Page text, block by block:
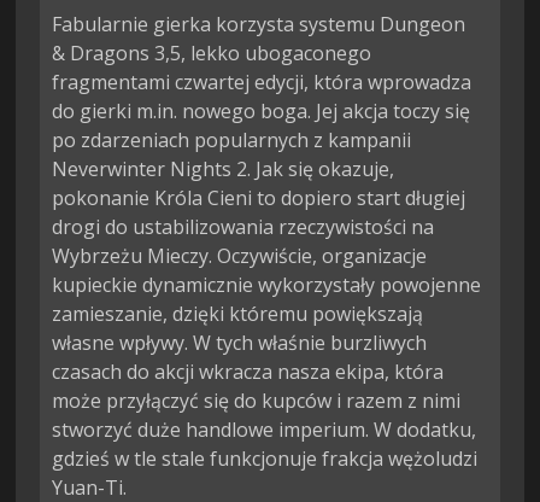
Fabularnie gierka korzysta systemu Dungeon
& Dragons 3,5, lekko ubogaconego
fragmentami czwartej edycji, która wprowadza
do gierki m.in. nowego boga. Jej akcja toczy się
po zdarzeniach popularnych z kampanii
Neverwinter Nights 2. Jak się okazuje,
pokonanie Króla Cieni to dopiero start długiej
drogi do ustabilizowania rzeczywistości na
Wybrzeżu Mieczy. Oczywiście, organizacje
kupieckie dynamicznie wykorzystały powojenne
zamieszanie, dzięki któremu powiększają
własne wpływy. W tych właśnie burzliwych
czasach do akcji wkracza nasza ekipa, która
może przyłączyć się do kupców i razem z nimi
stworzyć duże handlowe imperium. W dodatku,
gdzieś w tle stale funkcjonuje frakcja wężoludzi
Yuan-Ti.